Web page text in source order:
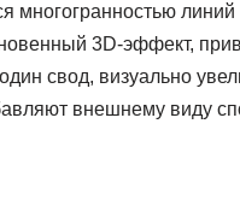
многогранностью
3D-эффект,
свод, визуально
внешнему виду